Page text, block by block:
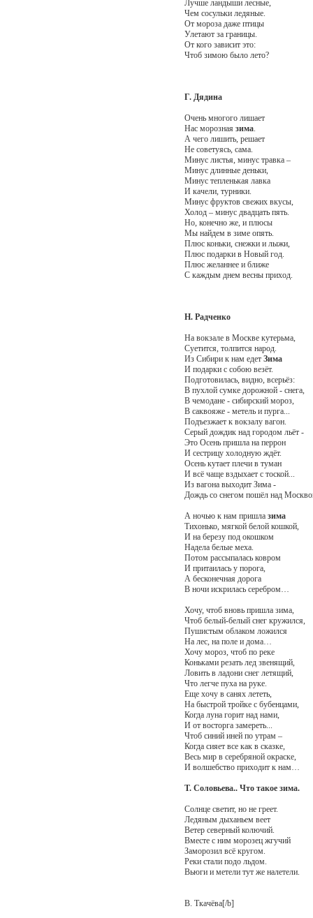
Лучше ландыши лесные,
Чем сосульки ледяные.
От мороза даже птицы
Улетают за границы.
От кого зависит это:
Чтоб зимою было лето?
Г. Дядина
Очень многого лишает
Нас морозная зима.
А чего лишить, решает
Не советуясь, сама.
Минус листья, минус травка –
Минус длинные деньки,
Минус тепленькая лавка
И качели, турники.
Минус фруктов свежих вкусы,
Холод – минус двадцать пять.
Но, конечно же, и плюсы
Мы найдем в зиме опять.
Плюс коньки, снежки и лыжи,
Плюс подарки в Новый год.
Плюс желаннее и ближе
С каждым днем весны приход.
Н. Радченко
На вокзале в Москве кутерьма,
Суетится, толпится народ.
Из Сибири к нам едет Зима
И подарки с собою везёт.
Подготовилась, видно, всерьёз:
В пухлой сумке дорожной - снега,
В чемодане - сибирский мороз,
В саквояже - метель и пурга...
Подъезжает к вокзалу вагон.
Серый дождик над городом льёт -
Это Осень пришла на перрон
И сестрицу холодную ждёт.
Осень кутает плечи в туман
И всё чаще вздыхает с тоской...
Из вагона выходит Зима -
Дождь со снегом пошёл над
А ночью к нам пришла зима
Тихонько, мягкой белой кошкой,
И на березу под окошком
Надела белые меха.
Потом рассыпалась ковром
И притаилась у порога,
А бесконечная дорога
В ночи искрилась серебром…
Хочу, чтоб вновь пришла зима,
Чтоб белый-белый снег кружился,
Пушистым облаком ложился
На лес, на поле и дома…
Хочу мороз, чтоб по реке
Коньками резать лед звенящий,
Ловить в ладони снег летящий,
Что легче пуха на руке.
Еще хочу в санях лететь,
На быстрой тройке с бубенцами,
Когда луна горит над нами,
И от восторга замереть...
Чтоб синий иней по утрам –
Когда сияет все как в сказке,
Весь мир в серебряной окраске,
И волшебство приходит к нам…
Т. Соловьева.. Что такое зима.
Солнце светит, но не греет.
Ледяным дыханьем веет
Ветер северный колючий.
Вместе с ним морозец жгучий
Заморозил всё кругом.
Реки стали подо льдом.
Вьюги и метели тут же налетели.
В. Ткачёва[/b]